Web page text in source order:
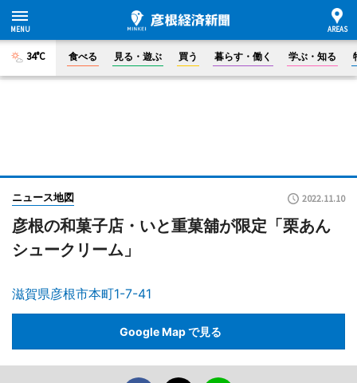
34°C 食べる 見る・遊ぶ 買う 暮らす・働く 学ぶ・知る
ニュース地図 2022.11.10
彦根の和菓子店・いと重菓舖が限定「栗あん
シュークリーム」
滋賀県彦根市本町1-7-41
Google Map で見る